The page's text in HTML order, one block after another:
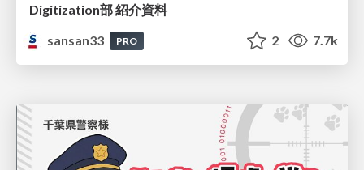
Digitization部 紹介資料
sansan33
PRO 2 7.7k